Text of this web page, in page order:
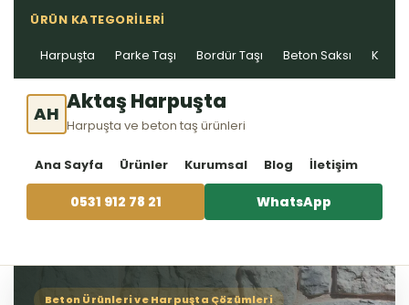
ÜRÜN KATEGORILERI
Harpuşta Parke Taşı Bordür Taşı Beton Saksı Kablo
AH Aktaş Harpuşta
Harpuşta ve beton taş ürünleri
Ana Sayfa Ürünler Kurumsal Blog İletişim
0531 912 78 21 WhatsApp